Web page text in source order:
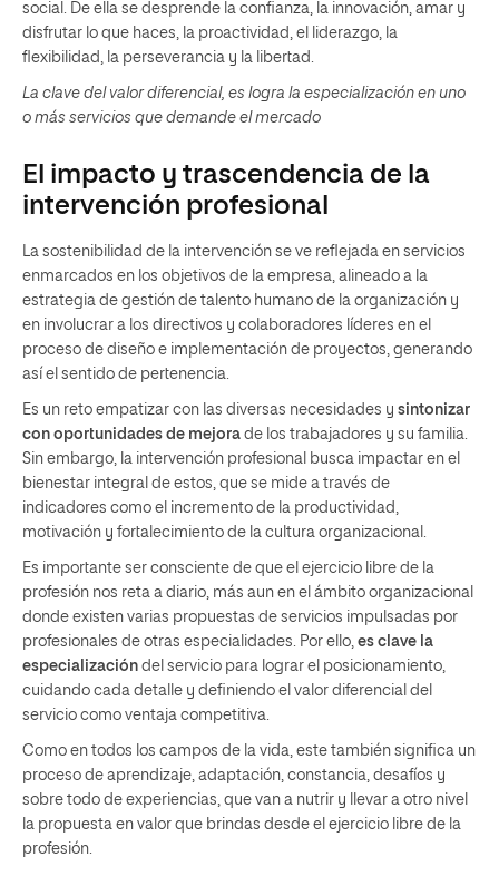
social. De ella se desprende la confianza, la innovación, amar y
disfrutar lo que haces, la proactividad, el liderazgo, la
flexibilidad, la perseverancia y la libertad.
La clave del valor diferencial, es logra la especialización en uno
o más servicios que demande el mercado
El impacto y trascendencia de la
intervención profesional
La sostenibilidad de la intervención se ve reflejada en servicios
enmarcados en los objetivos de la empresa, alineado a la
estrategia de gestión de talento humano de la organización y
en involucrar a los directivos y colaboradores líderes en el
proceso de diseño e implementación de proyectos, generando
así el sentido de pertenencia.
Es un reto empatizar con las diversas necesidades y sintonizar
con oportunidades de mejora de los trabajadores y su familia.
Sin embargo, la intervención profesional busca impactar en el
bienestar integral de estos, que se mide a través de
indicadores como el incremento de la productividad,
motivación y fortalecimiento de la cultura organizacional.
Es importante ser consciente de que el ejercicio libre de la
profesión nos reta a diario, más aun en el ámbito organizacional
donde existen varias propuestas de servicios impulsadas por
profesionales de otras especialidades. Por ello, es clave la
especialización del servicio para lograr el posicionamiento,
cuidando cada detalle y definiendo el valor diferencial del
servicio como ventaja competitiva.
Como en todos los campos de la vida, este también significa un
proceso de aprendizaje, adaptación, constancia, desafíos y
sobre todo de experiencias, que van a nutrir y llevar a otro nivel
la propuesta en valor que brindas desde el ejercicio libre de la
profesión.